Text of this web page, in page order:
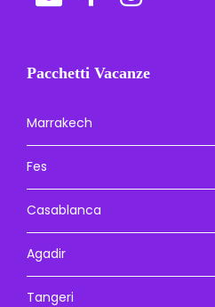
Pacchetti Vacanze
Marrakech
Fes
Casablanca
Agadir
Tangeri